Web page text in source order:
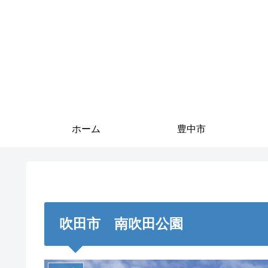
ホーム 豊中市
吹田市 南吹田公園